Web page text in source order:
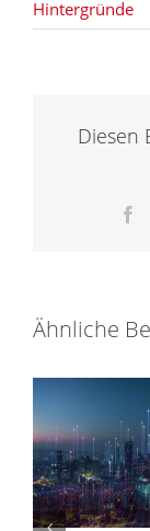
Hintergründe
Diesen
Ähnliche